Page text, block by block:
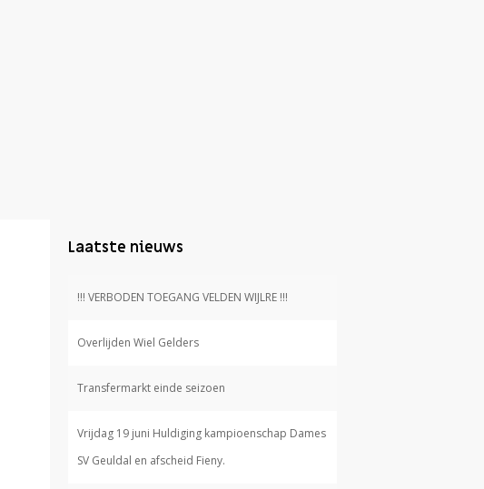
Laatste nieuws
!!! VERBODEN TOEGANG VELDEN WIJLRE !!!
Overlijden Wiel Gelders
Transfermarkt einde seizoen
Vrijdag 19 juni Huldiging kampioenschap Dames
SV Geuldal en afscheid Fieny.